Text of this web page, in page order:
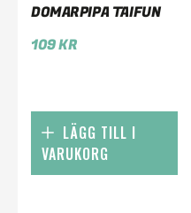
DOMARPIPA TAIFUN
109KR
LÄGG TILL I
VARUKORG